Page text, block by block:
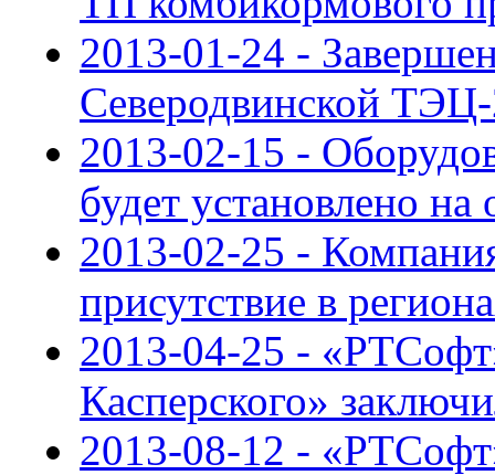
2013-01-24 -
Северодвинской
2013-02-15 -
будет установлено
2013-02-25 -
присутствие в
2013-04-25 -
Касперского»
2013-08-12 -